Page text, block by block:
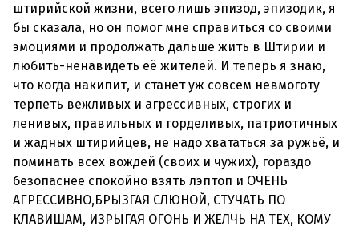
штирийской жизни, всего лишь эпизод, эпизодик, я
бы сказала, но он помог мне справиться со своими
эмоциями и продолжать дальше жить в Штирии и
любить-ненавидеть её жителей. И теперь я знаю,
что когда накипит, и станет уж совсем невмоготу
терпеть вежливых и агрессивных, строгих и
ленивых, правильных и горделивых, патриотичных
и жадных штирийцев, не надо хвататься за ружьё, и
поминать всех вождей (своих и чужих), гораздо
безопаснее спокойно взять лэптоп и ОЧЕНЬ
АГРЕССИВНО,БРЫЗГАЯ СЛЮНОЙ, СТУЧАТЬ ПО
КЛАВИШАМ, ИЗРЫГАЯ ОГОНЬ И ЖЕЛЧЬ НА ТЕХ, КОМУ